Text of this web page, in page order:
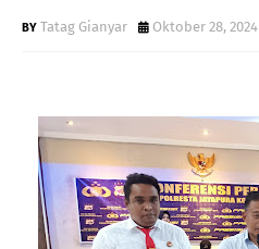
Tatag Gianyar Oktober 28, 2024